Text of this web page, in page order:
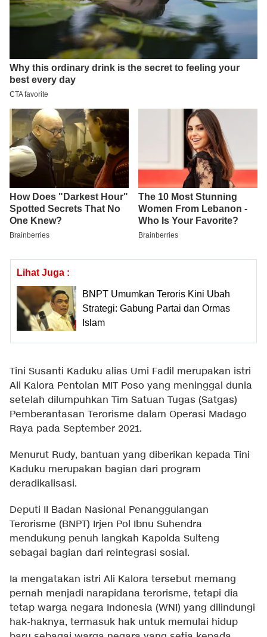
Lihat Juga :
BNPT Umumkan Teroris Kini Ubah
Strategi: Gabung Partai dan Ormas
Islam
Tini Susanti Kaduku alias Umi Fadil merupakan istri
Ali Kalora Pentolan MIT Poso yang meninggal dunia
setelah dilumpuhkan Tim Satuan Tugas (Satgas)
Pemberantasan Terorisme dalam Operasi Madago
Raya pada September 2021.
Menurut Rudy, bantuan yang diberikan kepada Tini
Kaduku merupakan bagian dari program
deradikalisasi.
Deputi II Badan Nasional Penanggulangan
Terorisme (BNPT) Irjen Pol Ibnu Suhendra
mendukung penuh langkah Kapolda Sulteng
sebagai bagian dari reintegrasi sosial.
Ia mengatakan istri Ali Kalora tersebut memang
pernah menjadi narapidana terorisme, tetapi dia
tetap warga negara Indonesia (WNI) yang dilindungi
hak-haknya, termasuk hak untuk memulai hidup